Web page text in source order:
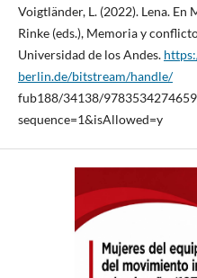
Voigtländer, L. (2022). Lena. En
Rinke (eds.), Memoria y
Universidad de los Andes.
berlin.de/bitstream/handle/
fub188/34138/
sequence=1&isAllowed=y